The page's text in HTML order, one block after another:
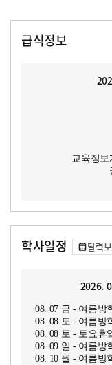
급식정보
교육정보
학사일정 달력
2026.
08. 07 금 - 여름방
08. 08 토 - 여름방
08. 08 토 - 토요휴
08. 09 일 - 여름방
08. 10 월 - 여름방